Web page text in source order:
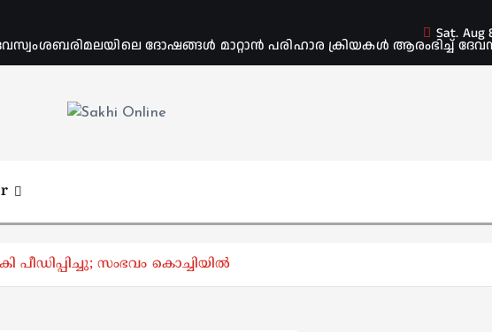
ദോഷങ്ങൾ മാറ്റാൻ പരിഹാര ക്രിയകൾ ആരംഭിച്ച്
Sat. Aug
പീഡിപ്പിച്ചു; സംഭവം കൊച്ചിയിൽ